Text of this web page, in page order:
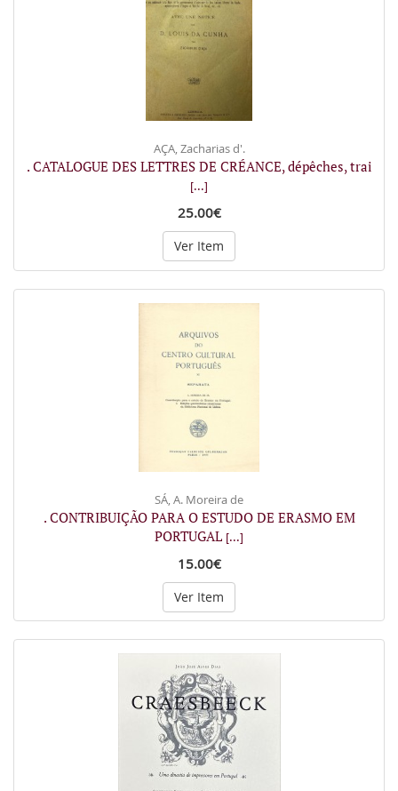
AÇA, Zacharias d'.
. CATALOGUE DES LETTRES DE CRÉANCE, dépêches, trai
[...]
25.00€
Ver Item
SÁ, A. Moreira de
. CONTRIBUIÇÃO PARA O ESTUDO DE ERASMO EM
PORTUGAL [...]
15.00€
Ver Item